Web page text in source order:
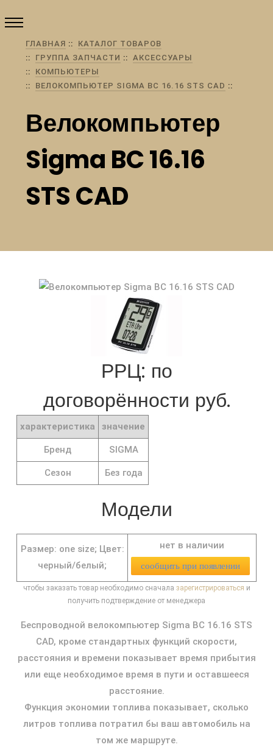
ГЛАВНАЯ
КАТАЛОГ ТОВАРОВ
ГРУППА ЗАПЧАСТИ
АКСЕССУАРЫ
КОМПЬЮТЕРЫ
ВЕЛОКОМПЬЮТЕР SIGMA BC 16.16 STS CAD
Велокомпьютер
Sigma BC 16.16
STS CAD
РРЦ: по
договорённости руб.
характеристика значение
Бренд SIGMA
Сезон Без года
Модели
Размер: one size; Цвет:
черный/белый;
нет в наличии
сообщить при появлении
чтобы заказать товар необходимо сначала зарегистрироваться и
получить подтверждение от менеджера
Беспроводной велокомпьютер Sigma BC 16.16 STS
CAD, кроме стандартных функций скорости,
расстояния и времени показывает время прибытия
или еще необходимое время в пути и оставшееся
расстояние.
Функция экономии топлива показывает, сколько
литров топлива потратил бы ваш автомобиль на
том же маршруте.